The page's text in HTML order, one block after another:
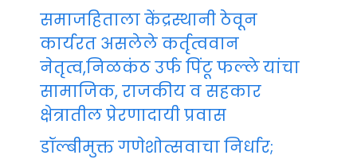
समाजहिताला केंद्रस्थानी ठेवून
कार्यरत असलेले कर्तृत्ववान
नेतृत्व,निळकंठ उर्फ पिंटू फल्ले यांचा
सामाजिक, राजकीय व सहकार
क्षेत्रातील प्रेरणादायी प्रवास
डॉल्बीमुक्त गणेशोत्सवाचा निर्धार;